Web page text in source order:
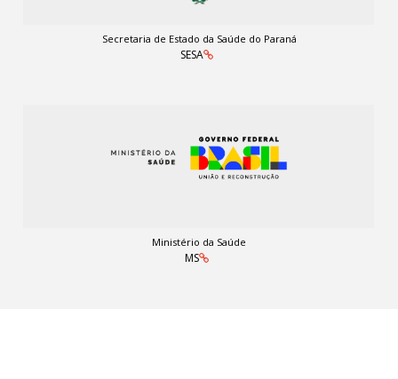
Secretaria de Estado da Saúde do Paraná
SESA
Ministério da Saúde
MS